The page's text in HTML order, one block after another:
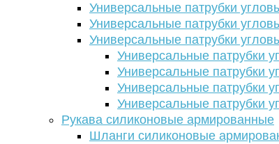
Универсальные патрубки
Универсальные патрубки
Универсальные патрубки
Универсальные патрубки
Универсальные патрубки
Универсальные патрубки
Универсальные патрубки
Рукава силиконовые армированные
Шланги силиконовые